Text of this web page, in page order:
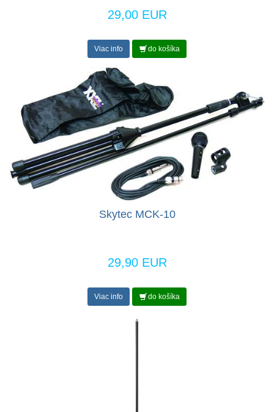
29,00 EUR
Viac info do košíka
Skytec MCK-10
29,90 EUR
Viac info do košíka